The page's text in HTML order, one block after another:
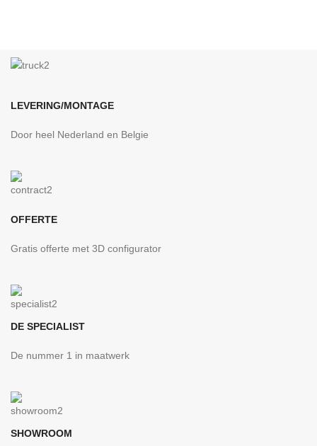
LEVERING/MONTAGE
Door heel Nederland en Belgie
OFFERTE
Gratis offerte met 3D configurator
DE SPECIALIST
De nummer 1 in maatwerk
SHOWROOM